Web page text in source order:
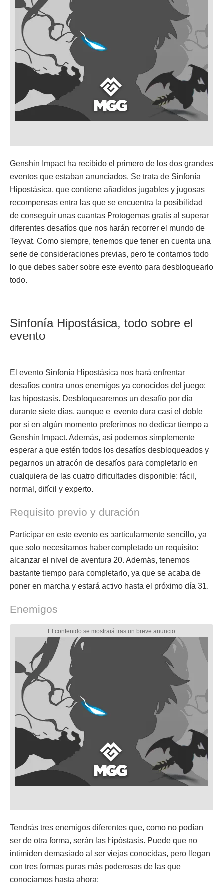
Genshin Impact ha recibido el primero de los dos grandes
eventos que estaban anunciados. Se trata de Sinfonía
Hipostásica, que contiene añadidos jugables y jugosas
recompensas entra las que se encuentra la posibilidad
de conseguir unas cuantas Protogemas gratis al superar
diferentes desafíos que nos harán recorrer el mundo de
Teyvat. Como siempre, tenemos que tener en cuenta una
serie de consideraciones previas, pero te contamos todo
lo que debes saber sobre este evento para desbloquearlo
todo.
Sinfonía Hipostásica, todo sobre el
evento
El evento Sinfonía Hipostásica nos hará enfrentar
desafíos contra unos enemigos ya conocidos del juego:
las hipostasis. Desbloquearemos un desafío por día
durante siete días, aunque el evento dura casi el doble
por si en algún momento preferimos no dedicar tiempo a
Genshin Impact. Además, así podemos simplemente
esperar a que estén todos los desafíos desbloqueados y
pegarnos un atracón de desafíos para completarlo en
cualquiera de las cuatro dificultades disponible: fácil,
normal, difícil y experto.
Requisito previo y duración
Participar en este evento es particularmente sencillo, ya
que solo necesitamos haber completado un requisito:
alcanzar el nivel de aventura 20. Además, tenemos
bastante tiempo para completarlo, ya que se acaba de
poner en marcha y estará activo hasta el próximo día 31.
Enemigos
Tendrás tres enemigos diferentes que, como no podían
ser de otra forma, serán las hipóstasis. Puede que no
intimiden demasiado al ser viejas conocidas, pero llegan
con tres formas puras más poderosas de las que
conocíamos hasta ahora: